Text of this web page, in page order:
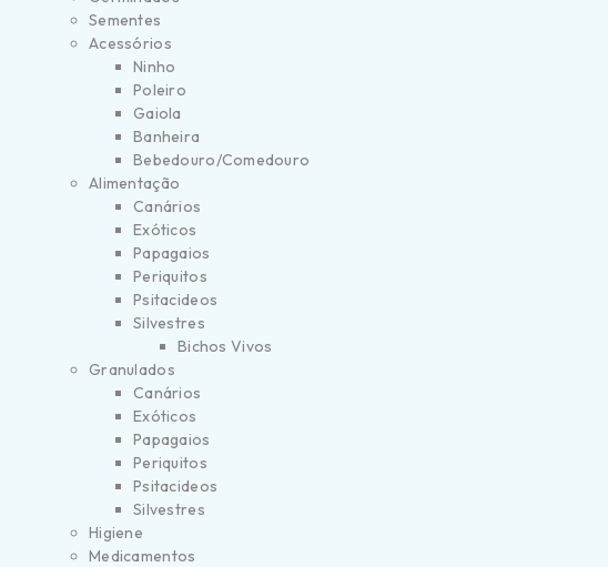
Sementes
Acessórios
Ninho
Poleiro
Gaiola
Banheira
Bebedouro/Comedouro
Alimentação
Canários
Exóticos
Papagaios
Periquitos
Psitacideos
Silvestres
Bichos Vivos
Granulados
Canários
Exóticos
Papagaios
Periquitos
Psitacideos
Silvestres
Higiene
Medicamentos